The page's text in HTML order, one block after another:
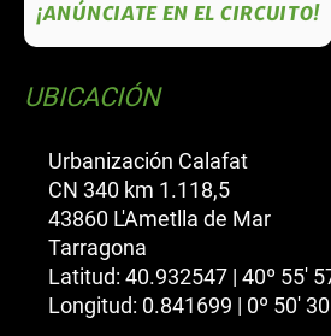
¡ANÚNCIATE EN EL CIRCUITO!
UBICACIÓN
Urbanización Calafat
CN 340 km 1.118,5
43860 L'Ametlla de Mar
Tarragona
Latitud: 40.932547 | 40º 55'
Longitud: 0.841699 | 0º 50'